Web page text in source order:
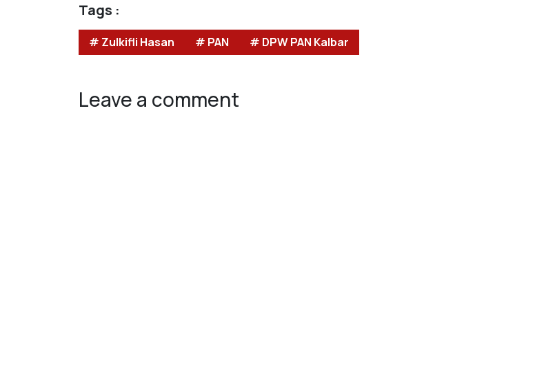
Tags :
# Zulkifli Hasan # PAN # DPW PAN Kalbar
Leave a comment